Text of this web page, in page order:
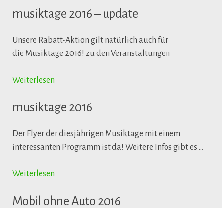
musiktage 2016 – update
Unsere Rabatt-Aktion gilt natürlich auch für
die Musiktage 2016! zu den Veranstaltungen
Weiterlesen
musiktage 2016
Der Flyer der diesjährigen Musiktage mit einem
interessanten Programm ist da! Weitere Infos gibt es …
Weiterlesen
Mobil ohne Auto 2016